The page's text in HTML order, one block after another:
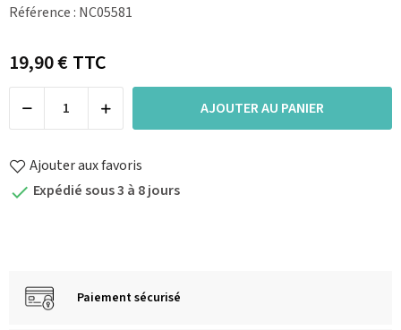
Référence : NC05581
19,90 €TTC
AJOUTER AU PANIER
Ajouter aux favoris
 Expédié sous 3 à 8 jours
Paiement sécurisé